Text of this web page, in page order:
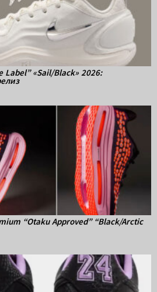
Label” «Sail/Black» 2026:
“Otaku Approved” “Black/Arctic